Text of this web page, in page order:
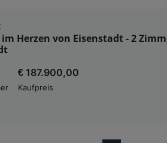
Herzen von Eisenstadt - 2
€ 187.900,00
Kaufpreis